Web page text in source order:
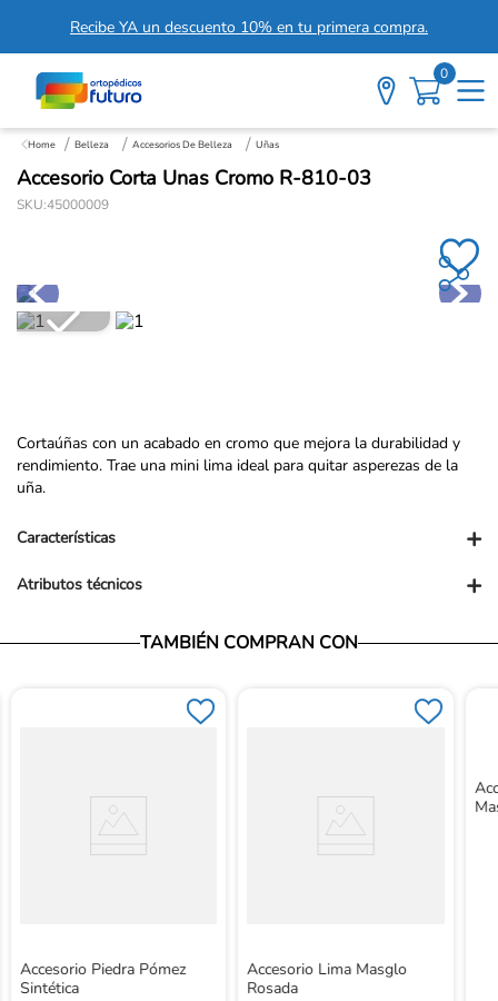
Recibe YA un descuento 10% en tu primera compra.
0
Belleza Accesorios De Belleza Uñas
Accesorio Corta Unas Cromo R-810-03
SKU:45000009
Cortaúñas con un acabado en cromo que mejora la durabilidad y
rendimiento. Trae una mini lima ideal para quitar asperezas de la
uña.
Características +
Presentación comercial: UN
Atributos técnicos +
Dimensiones empaque en Cm: 14Alx6Lx1An
TAMBIÉN COMPRAN CON
Accesorio Piedra Pómez
Sintética
Accesorio Lima Masglo
Rosada